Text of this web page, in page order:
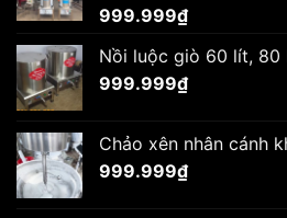
999.999₫
Nồi luộc giò 60 lít, 80
999.999₫
Chảo xên nhân cánh
999.999₫